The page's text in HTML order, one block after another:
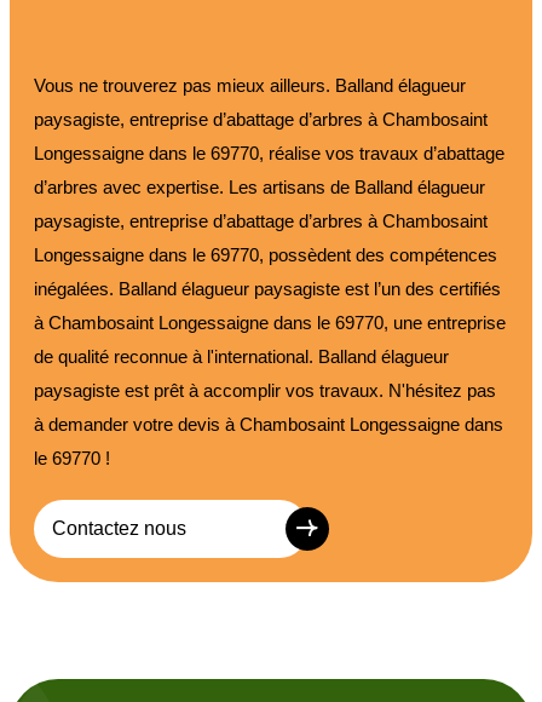
Vous ne trouverez pas mieux ailleurs. Balland élagueur
paysagiste, entreprise d’abattage d’arbres à Chambosaint
Longessaigne dans le 69770, réalise vos travaux d’abattage
d’arbres avec expertise. Les artisans de Balland élagueur
paysagiste, entreprise d’abattage d’arbres à Chambosaint
Longessaigne dans le 69770, possèdent des compétences
inégalées. Balland élagueur paysagiste est l’un des certifiés
à Chambosaint Longessaigne dans le 69770, une entreprise
de qualité reconnue à l'international. Balland élagueur
paysagiste est prêt à accomplir vos travaux. N'hésitez pas
à demander votre devis à Chambosaint Longessaigne dans
le 69770 !
Contactez nous